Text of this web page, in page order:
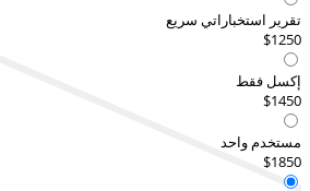
تقرير استخباراتي سريع
$1250
إكسل فقط
$1450
مستخدم واحد
$1850